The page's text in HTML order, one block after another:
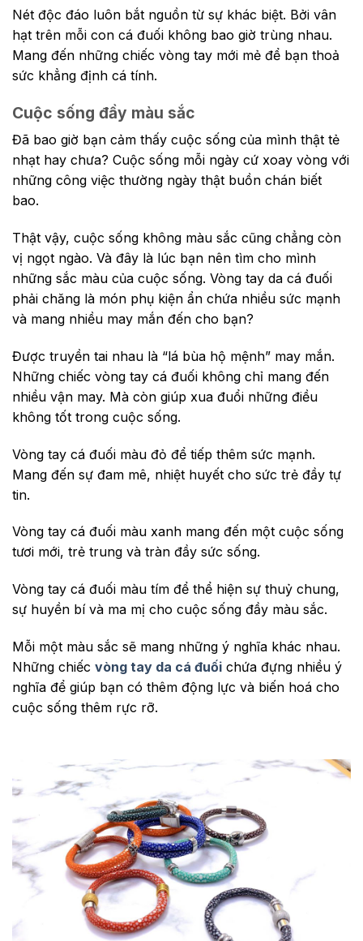
Nét độc đáo luôn bắt nguồn từ sự khác biệt. Bởi vân
hạt trên mỗi con cá đuối không bao giờ trùng nhau.
Mang đến những chiếc vòng tay mới mẻ để bạn thoả
sức khẳng định cá tính.
Cuộc sống đầy màu sắc
Đã bao giờ bạn cảm thấy cuộc sống của mình thật tẻ
nhạt hay chưa? Cuộc sống mỗi ngày cứ xoay vòng với
những công việc thường ngày thật buồn chán biết
bao.
Thật vậy, cuộc sống không màu sắc cũng chẳng còn
vị ngọt ngào. Và đây là lúc bạn nên tìm cho mình
những sắc màu của cuộc sống. Vòng tay da cá đuối
phải chăng là món phụ kiện ẩn chứa nhiều sức mạnh
và mang nhiều may mắn đến cho bạn?
Được truyền tai nhau là “lá bùa hộ mệnh” may mắn.
Những chiếc vòng tay cá đuối không chỉ mang đến
nhiều vận may. Mà còn giúp xua đuổi những điều
không tốt trong cuộc sống.
Vòng tay cá đuối màu đỏ để tiếp thêm sức mạnh.
Mang đến sự đam mê, nhiệt huyết cho sức trẻ đầy tự
tin.
Vòng tay cá đuối màu xanh mang đến một cuộc sống
tươi mới, trẻ trung và tràn đầy sức sống.
Vòng tay cá đuối màu tím để thể hiện sự thuỷ chung,
sự huyền bí và ma mị cho cuộc sống đầy màu sắc.
Mỗi một màu sắc sẽ mang những ý nghĩa khác nhau.
Những chiếc vòng tay da cá đuối chứa đựng nhiều ý
nghĩa để giúp bạn có thêm động lực và biến hoá cho
cuộc sống thêm rực rỡ.